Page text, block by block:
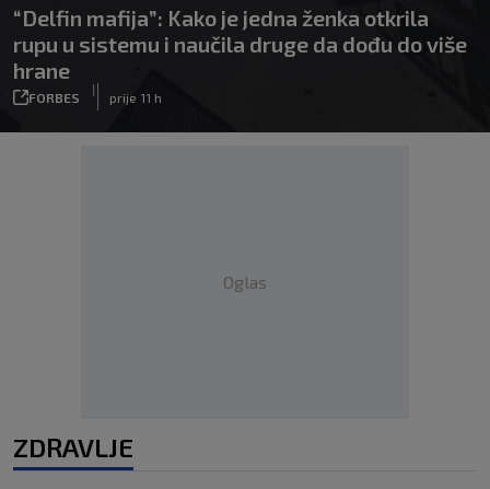
“Delfin mafija”: Kako je jedna ženka otkrila
rupu u sistemu i naučila druge da dođu do više
hrane
FORBES
|
prije 11 h
Oglas
ZDRAVLJE